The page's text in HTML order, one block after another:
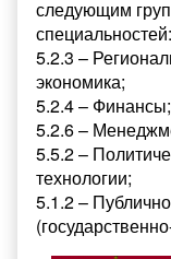
следующим
специальностей:
5.2.3 –
экономика;
5.2.4 – Финансы;
5.2.6 –
5.5.2 –
технологии;
5.1.2 –